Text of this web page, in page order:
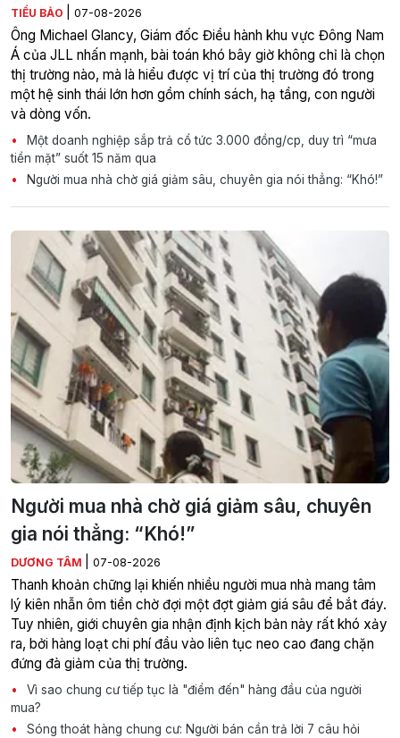
TIỂU BẢO 07-08-2026
Ông Michael Glancy, Giám đốc Điều hành khu vực Đông Nam
Á của JLL nhấn mạnh, bài toán khó bây giờ không chỉ là chọn
thị trường nào, mà là hiểu được vị trí của thị trường đó trong
một hệ sinh thái lớn hơn gồm chính sách, hạ tầng, con người
và dòng vốn.
Một doanh nghiệp sắp trả cổ tức 3.000 đồng/cp, duy trì “mưa
tiền mặt” suốt 15 năm qua
Người mua nhà chờ giá giảm sâu, chuyên gia nói thẳng: “Khó!”
Người mua nhà chờ giá giảm sâu, chuyên
gia nói thẳng: “Khó!”
DƯƠNG TÂM 07-08-2026
Thanh khoản chững lại khiến nhiều người mua nhà mang tâm
lý kiên nhẫn ôm tiền chờ đợi một đợt giảm giá sâu để bắt đáy.
Tuy nhiên, giới chuyên gia nhận định kịch bản này rất khó xảy
ra, bởi hàng loạt chi phí đầu vào liên tục neo cao đang chặn
đứng đà giảm của thị trường.
Vì sao chung cư tiếp tục là "điểm đến" hàng đầu của người
mua?
Sóng thoát hàng chung cư: Người bán cần trả lời 7 câu hỏi